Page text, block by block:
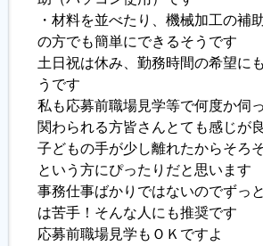
・材料を並べたり、機械加工の補
の方でも簡単にできるそうです
土日祝は休み、勤務時間の希望に
うです
私も応募前職場見学等で何度か伺
関わられる方皆さんとても感じが
子どもの手が少し離れたからそろ
という方にぴったりだと思います
事務仕事ばかりではないのでずっ
は苦手！そんな人にも推奨です
応募前職場見学もＯＫですよ